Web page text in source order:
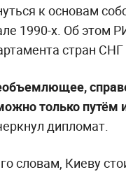
к основам
1990-х. Об этом
стран
только путём
дипломат.
словам, Киеву